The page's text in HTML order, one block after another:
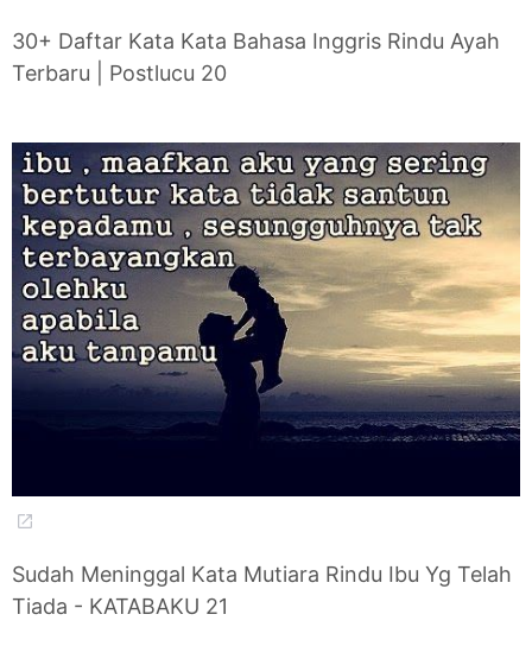
30+ Daftar Kata Kata Bahasa Inggris Rindu Ayah
Terbaru | Postlucu 20
Sudah Meninggal Kata Mutiara Rindu Ibu Yg Telah
Tiada - KATABAKU 21